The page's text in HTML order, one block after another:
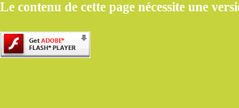
Le contenu de cette page nécessite une